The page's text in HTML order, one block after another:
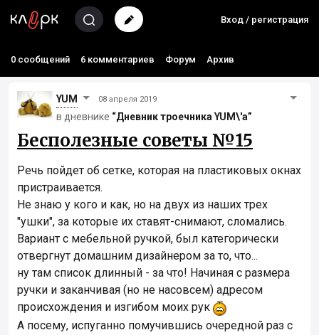
Вход / регистрация
0 сообщений 6 комментариев Форум Архив
YUM 08 апреля 2019
в дневнике “Дневник троечника YUM\'а”
Бесполезные советы №15
Речь пойдет об сетке, которая на пластиковых окнах
пристраивается.
Не знаю у кого и как, но на двух из наших трех
"ушки", за которые их ставят-снимают, сломались.
Вариант с мебельной ручкой, был категорически
отвергнут домашним дизайнером за то, что...
ну там список длинный - за что! Начиная с размера
ручки и заканчивая (но не насовсем) адресом
происхождения и изгибом моих рук
А посему, испуганно помучившись очередной раз с